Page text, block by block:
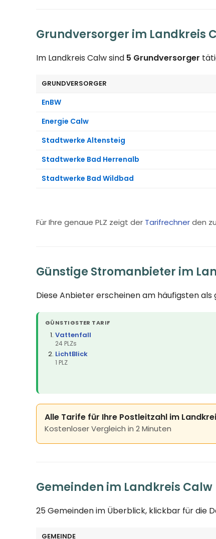
Grundversorger im Landkreis
Im Landkreis Calw sind 5 Grundversorger
GRUNDVERSORGER
EnBW
Energie Calw
Stadtwerke Altensteig
Stadtwerke Bad Herrenalb
Stadtwerke Bad Wildbad
Für Ihre genaue PLZ zeigt der Tarifrechnerden
Günstige Stromanbieter im
Diese Anbieter erscheinen am häufigsten
GÜNSTIGSTER TARIF
Vattenfall
24 PLZs
LichtBlick
1 PLZ
Alle Tarife für Ihre Postleitzahl im
Kostenloser Vergleich in 2 Minuten
Gemeinden im Landkreis Calw
25 Gemeinden im Überblick, klickbar für die
GEMEINDE